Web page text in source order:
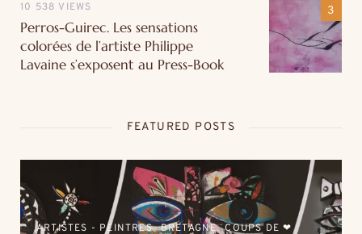
10 538 VIEWS
Perros-Guirec. Les sensations
colorées de l’artiste Philippe
Lavaine s’exposent au Press-Book
FEATURED POSTS
ARTISTES - PEINTRES BRETAGNE
COUPS DE ❤